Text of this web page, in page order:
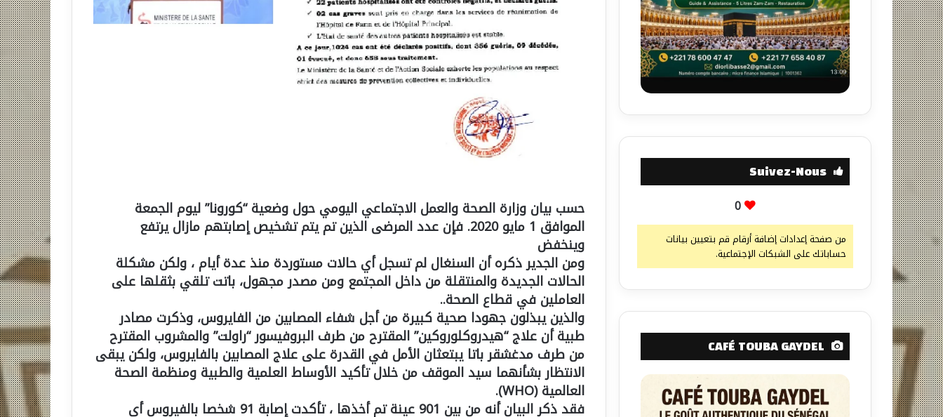
حسب بيان وزارة الصحة والعمل الاجتماعي اليومي حول وضعية “كورونا” ليوم الجمعة
الموافق 1 مايو 2020. فإن عدد المرضى الذين تم يتم تشخيص إصابتهم مازال يرتفع
وينخفض
ومن الجدير ذكره أن السنغال لم تسجل أي حالات مستوردة منذ عدة أيام ، ولكن مشكلة
الحالات الجديدة والمنتقلة من داخل المجتمع ومن مصدر مجهول، باتت تلقي بثقلها على
العاملين في قطاع الصحة..
والذين يبذلون جهودا صحية كبيرة من أجل شفاء المصابين من الفايروس، وذكرت مصادر
طبية أن علاج “هيدروكلوروكين” المقترح من طرف البروفيسور “راولت” والمشروب المقترح
من طرف مدغشقر باتا يبتعثان الأمل في القدرة على علاج المصابين بالفايروس، ولكن يبقى
الانتظار بشأنهما سيد الموقف من خلال تأكيد الأوساط العلمية والطبية ومنظمة الصحة
العالمية (WHO).
فقد ذكر البيان أنه من بين 901 عينة تم أخذها ، تأكدت إصابة 91 شخصا بالفيروس أي
Suivez-Nous
0
من صفحة إعدادات إضافة أرقام قم بتعيين بيانات
حساباتك على الشبكات الإجتماعية.
CAFÉ TOUBA GAYDEL